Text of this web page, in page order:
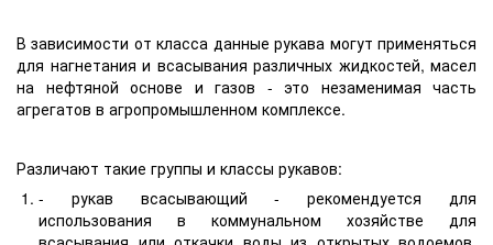
В зависимости от класса данные рукава могут применяться
для нагнетания и всасывания различных жидкостей, масел
на нефтяной основе и газов - это незаменимая часть
агрегатов в агропромышленном комплексе.
Различают такие группы и классы рукавов:
- рукав всасывающий - рекомендуется для
использования в коммунальном хозяйстве для